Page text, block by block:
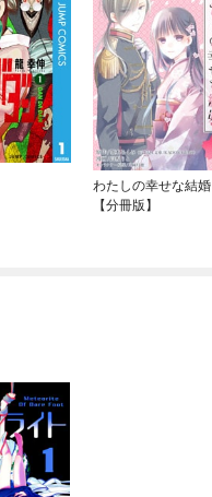
わたしの幸せな結婚
【分冊版】